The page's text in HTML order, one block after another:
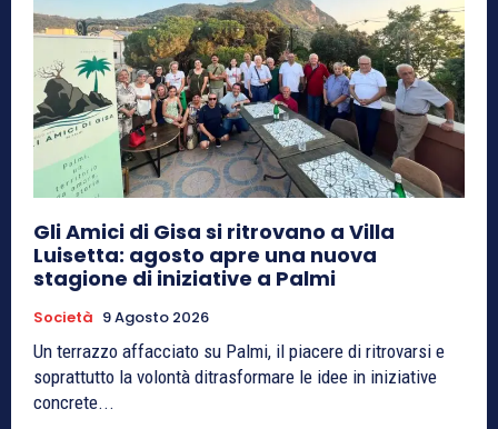
Gli Amici di Gisa si ritrovano a Villa
Luisetta: agosto apre una nuova
stagione di iniziative a Palmi
Società 9 Agosto 2026
Un terrazzo affacciato su Palmi, il piacere di ritrovarsi e
soprattutto la volontà ditrasformare le idee in iniziative
concrete...